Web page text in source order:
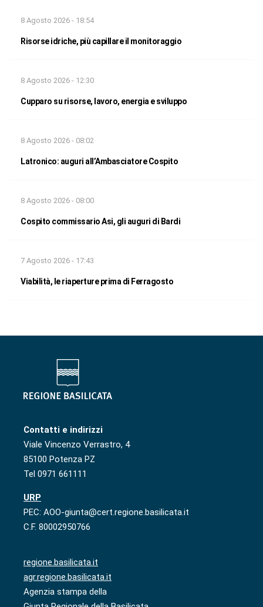
8 Agosto 2026 - 18:54
Risorse idriche, più capillare il monitoraggio
8 Agosto 2026 - 12:30
Cupparo su risorse, lavoro, energia e sviluppo
8 Agosto 2026 - 08:02
Latronico: auguri all’Ambasciatore Cospito
8 Agosto 2026 - 08:00
Cospito commissario Asi, gli auguri di Bardi
7 Agosto 2026 - 17:43
Viabilità, le riaperture prima di Ferragosto
Contatti e indirizzi
Viale Vincenzo Verrastro, 4
85100 Potenza PZ
Tel 0971 661111
URP
PEC: AOO-giunta@cert.regione.basilicata.it
C.F. 80002950766
regione.basilicata.it
agr.regione.basilicata.it
Agenzia stampa della